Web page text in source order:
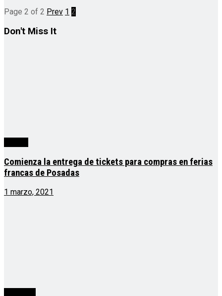
Page 2 of 2 Prev 1 2
Don't Miss It
Comienza la entrega de tickets para compras en ferias
francas de Posadas
1 marzo, 2021